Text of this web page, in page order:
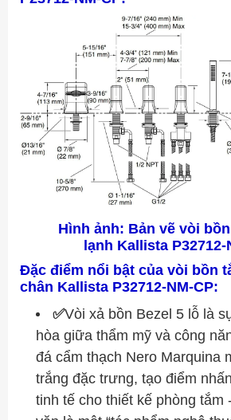
Hình ảnh: Bản vẽ vòi
lạnh Kallista P32712-
Đặc điểm nổi bật của vòi bồn
chân Kallista P32712-NM-CP:
✅Vòi xả bồn Bezel 5 lỗ là
hòa giữa thẩm mỹ và công
đá cẩm thạch Nero Marquina
trắng đặc trưng, tạo điểm
tinh tế cho thiết kế phòng tắm